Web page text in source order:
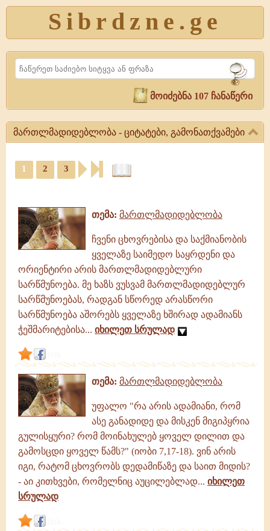
Sibrdzne.ge
Search
მოიძებნა 107 ჩანაწერი
მართლმადიდებლობა - ციტატები, გამონათქვამები
ციტატები,
გამონათქვამები,
ციტატები
გამონათქვამები
1 2 3
თემა: მართლმადიდებლობა
ჩვენი ცხოვრებისა და საქმიანობის
ყველაზე საიმედო საყრდენი და
ორიენტირი არის მართლმადიდებლური
სარწმუნოება. მე ხაზს ვუსვამ მართლმადიდებლურ
სარწმუნოებას, რადგან სწორედ არასწორი
სარწმუნოება აშორებს ყველაზე ხშირად ადამიანს
ჭეშმარიტებისა... იხილეთ სრულად
თემა: მართლმადიდებლობა
უფალო "რა არის ადამიანი, რომ
ასე განადიდე და მისკენ მიგიპყრია
გულისყური? რომ მოინახულებ ყოველ დილით და
გამოსცდი ყოველ წამს?" (იობი 7,17-18). ვინ არის
იგი, რატომ ცხოვრობს დედამიწაზე და საით მიდის?
- აი კითხვები, რომელნიც აუცილებლად... იხილეთ
სრულად